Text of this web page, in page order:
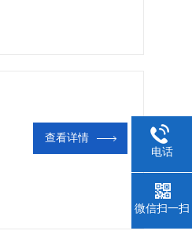
查看详情
电话
微信扫一扫